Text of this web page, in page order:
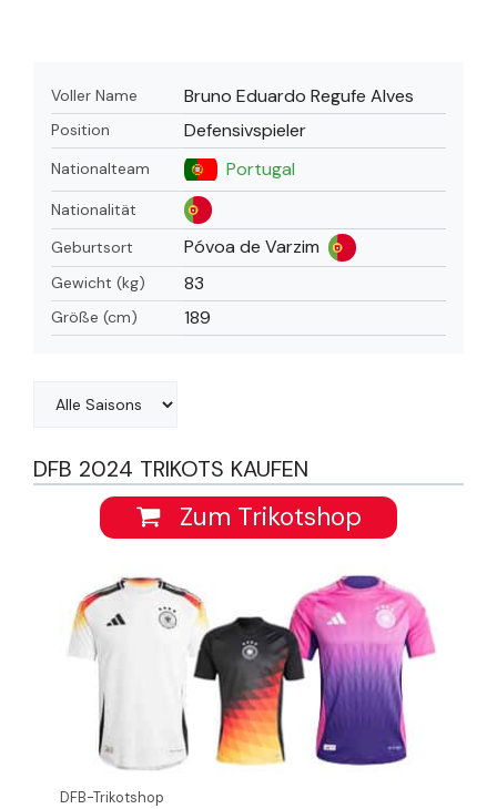
Voller Name Bruno Eduardo Regufe Alves
Position Defensivspieler
Nationalteam Portugal
Nationalität
Geburtsort
Póvoa de Varzim
Gewicht (kg) 83
Größe (cm) 189
DFB 2024 TRIKOTS KAUFEN
Zum Trikotshop
DFB-Trikotshop